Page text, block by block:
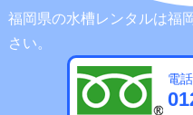
福岡県の水槽レンタルは福
さい。
電